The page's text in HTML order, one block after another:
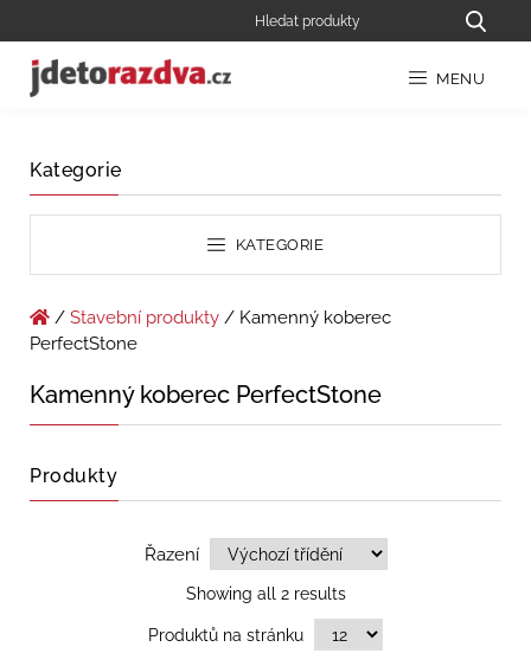
MENU
Kategorie
KATEGORIE
/ Stavební produkty / Kamenný koberec
PerfectStone
Kamenný koberec PerfectStone
Produkty
Řazení
Showing all 2 results
Produktů na stránku